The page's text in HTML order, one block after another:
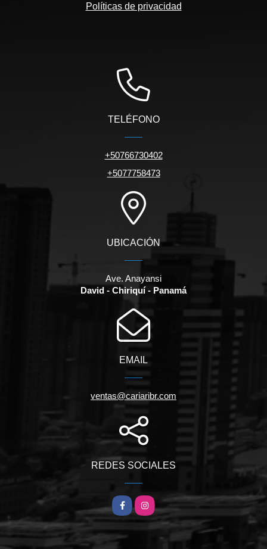
Políticas de privacidad
TELÉFONO
+50766730402
+5077758473
UBICACIÓN
Ave. Anayansi
David - Chiriquí - Panamá
EMAIL
ventas@cariaribr.com
REDES SOCIALES
FacebookInstagram